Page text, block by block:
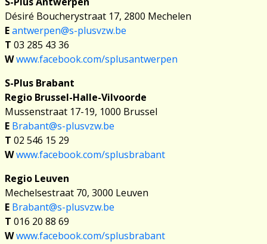
Désiré Boucherystraat 17, 2800 Mechelen
Eantwerpen@s-plusvzw.be
T 03 285 43 36
Wwww.facebook.com/splusantwerpen
S-Plus Brabant
Regio Brussel-Halle-Vilvoorde
Mussenstraat 17-19, 1000 Brussel
E Brabant@s-plusvzw.be
T 02 546 15 29
Wwww.facebook.com/splusbrabant
Regio Leuven
Mechelsestraat 70, 3000 Leuven
E Brabant@s-plusvzw.be
T 016 20 88 69
Wwww.facebook.com/splusbrabant